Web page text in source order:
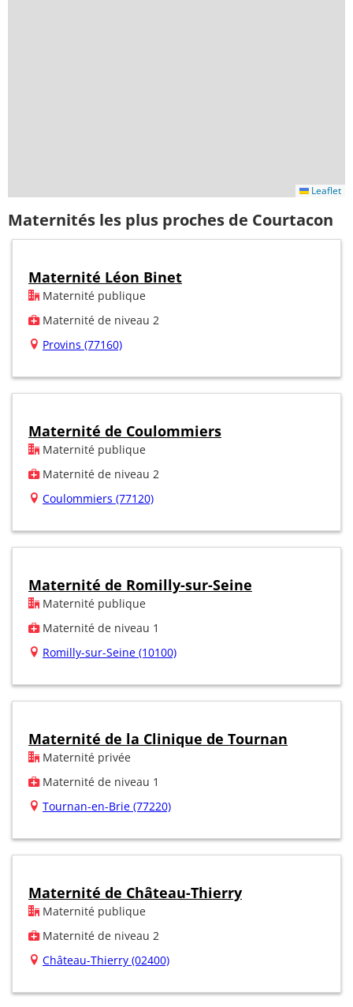
Leaflet
Maternités les plus proches de Courtacon
Maternité Léon Binet
Maternité publique
Maternité de niveau 2
Provins (77160)
Maternité de Coulommiers
Maternité publique
Maternité de niveau 2
Coulommiers (77120)
Maternité de Romilly-sur-Seine
Maternité publique
Maternité de niveau 1
Romilly-sur-Seine (10100)
Maternité de la Clinique de Tournan
Maternité privée
Maternité de niveau 1
Tournan-en-Brie (77220)
Maternité de Château-Thierry
Maternité publique
Maternité de niveau 2
Château-Thierry (02400)